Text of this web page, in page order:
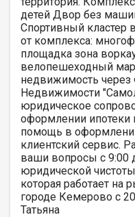
детей Двор без
Спортивный кластер
от комплекса:
площадка зона
велопешеходный
недвижимость через
Недвижимости
юридическое
оформлении ипотеки
помощь в
клиентский сервис.
ваши вопросы с 9:00
юридической
которая работает
городе Кемерово с
Татьяна